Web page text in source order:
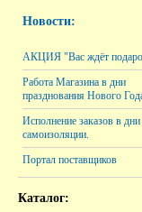
Новости:
АКЦИЯ "Вас ждёт
Работа Магазина в дни
празднования Нового
Исполнение заказов в дни
самоизоляции.
Портал поставщиков
Каталог: